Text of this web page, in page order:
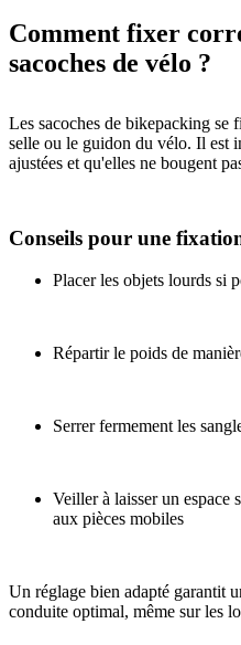
Comment fixer
sacoches de vélo ?
Les sacoches de bikepacking se
selle ou le guidon du vélo. Il est
ajustées et qu'elles ne bougent
Conseils pour une
Placer les objets lourds si
Répartir le poids de
Serrer fermement les
Veiller à laisser un espace
aux pièces mobiles
Un réglage bien adapté garantit
conduite optimal, même sur les